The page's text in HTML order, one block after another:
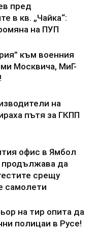
пред
в кв. „Чайка“:
на ПУП
към военния
Москвича, МиГ-
на
пътя за ГКПП
офис в Ямбол
продължава да
срещу
самолети
на тир опита да
полицаи в Русе!